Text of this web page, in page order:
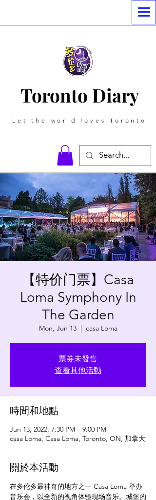
Toronto Diary
Let the world loves Toronto
【特价门票】Casa
Loma Symphony In
The Garden
Mon, Jun 13
  |
casa Loma
票券未發售
查看其他活動
時間和地點
Jun 13, 2022, 7:30 PM – 9:00 PM
casa Loma, Casa Loma, Toronto, ON, 加拿大
關於本活動
在多伦多最神奇的地方之一 Casa Loma 举办
音乐会，以全新的视角体验现场音乐。城堡的